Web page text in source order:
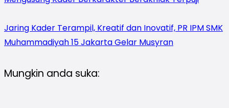
Jaring Kader Terampil, Kreatif dan Inovatif, PR IPM SMK
Muhammadiyah 15 Jakarta Gelar Musyran
Mungkin anda suka: